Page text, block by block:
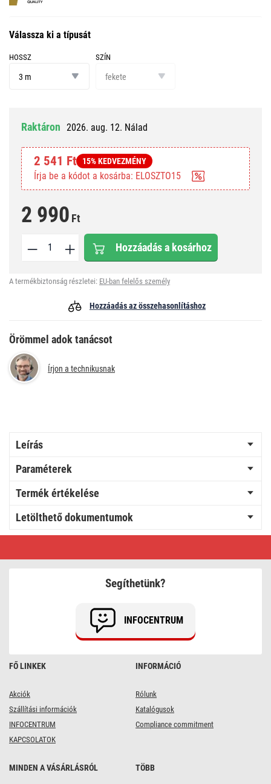
Válassza ki a típusát
HOSSZ
3 m
SZÍN
fekete
Raktáron 2026. aug. 12. Nálad
2 541 Ft 15% KEDVEZMÉNY
Írja be a kódot a kosárba: ELOSZTO15
2 990 Ft
Hozzáadás a kosárhoz
A termékbiztonság részletei: EU-ban felelős személy
Hozzáadás az összehasonlításhoz
Örömmel adok tanácsot
Írjon a technikusnak
Leírás
Paraméterek
Termék értékelése
Letölthető dokumentumok
vezeték
FŐ LINKEK
Akciók
Szállítási információk
INFOCENTRUM
KAPCSOLATOK
INFORMÁCIÓ
Rólunk
Katalógusok
Compliance commitment
MINDEN A VÁSÁRLÁSRÓL TÖBB
Segíthetünk?
INFOCENTRUM